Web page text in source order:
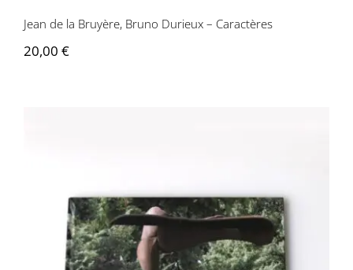
Contactez-nous
Jean de la Bruyère, Bruno Durieux – Caractères
20,00 €
Bruno Durieux – Le Chant des courbes